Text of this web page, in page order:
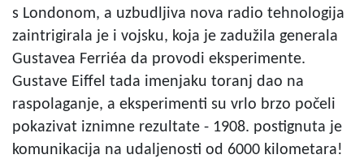
s Londonom, a uzbudljiva nova radio tehnologija
zaintrigirala je i vojsku, koja je zadužila generala
Gustavea Ferriéa da provodi eksperimente.
Gustave Eiffel tada imenjaku toranj dao na
raspolaganje, a eksperimenti su vrlo brzo počeli
pokazivat iznimne rezultate - 1908. postignuta je
komunikacija na udaljenosti od 6000 kilometara!